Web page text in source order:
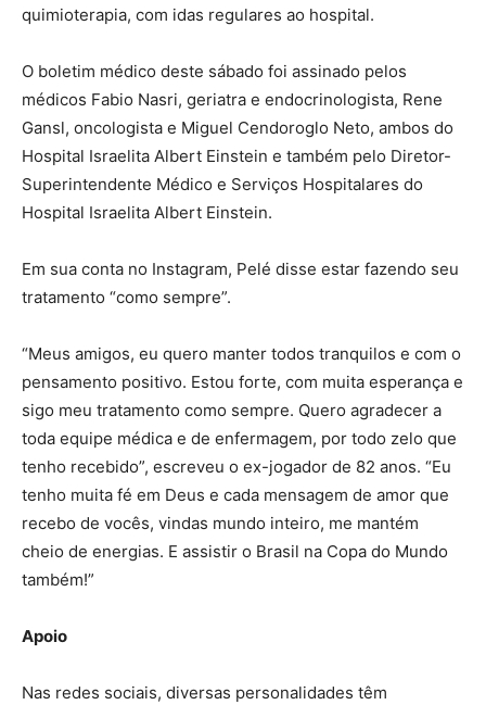
quimioterapia, com idas regulares ao hospital.
O boletim médico deste sábado foi assinado pelos
médicos Fabio Nasri, geriatra e endocrinologista, Rene
Gansl, oncologista e Miguel Cendoroglo Neto, ambos do
Hospital Israelita Albert Einstein e também pelo Diretor-
Superintendente Médico e Serviços Hospitalares do
Hospital Israelita Albert Einstein.
Em sua conta no Instagram, Pelé disse estar fazendo seu
tratamento “como sempre”.
“Meus amigos, eu quero manter todos tranquilos e com o
pensamento positivo. Estou forte, com muita esperança e
sigo meu tratamento como sempre. Quero agradecer a
toda equipe médica e de enfermagem, por todo zelo que
tenho recebido”, escreveu o ex-jogador de 82 anos. “Eu
tenho muita fé em Deus e cada mensagem de amor que
recebo de vocês, vindas mundo inteiro, me mantém
cheio de energias. E assistir o Brasil na Copa do Mundo
também!”
Apoio
Nas redes sociais, diversas personalidades têm